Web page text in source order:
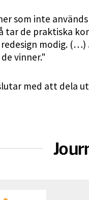
som inte
tar de praktiska
modig.
vinner."
med att dela